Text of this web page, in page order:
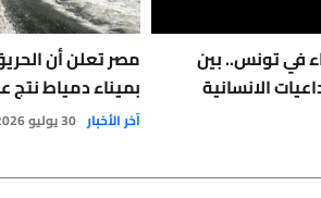
في تونس.. بين
الانسانية
مصر تعلن أن
بميناء دمياط
آخر الأخبار 30 يوليو 2026